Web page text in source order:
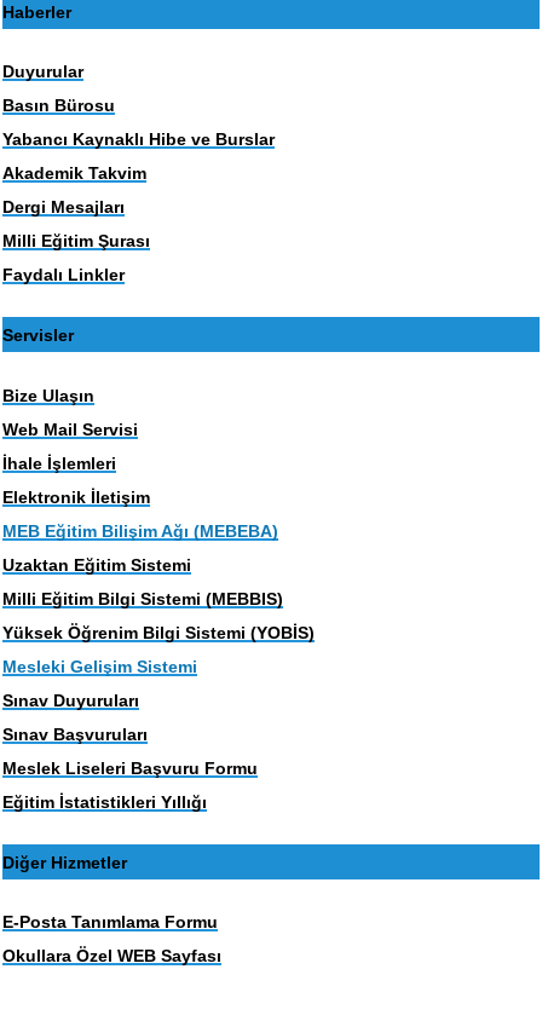
Haberler
Duyurular
Basın Bürosu
Yabancı Kaynaklı Hibe ve Burslar
Akademik Takvim
Dergi Mesajları
Milli Eğitim Şurası
Faydalı Linkler
Servisler
Bize Ulaşın
Web Mail Servisi
İhale İşlemleri
Elektronik İletişim
MEB Eğitim Bilişim Ağı (MEBEBA)
Uzaktan Eğitim Sistemi
Milli Eğitim Bilgi Sistemi (MEBBIS)
Yüksek Öğrenim Bilgi Sistemi (YOBİS)
Mesleki Gelişim Sistemi
Sınav Duyuruları
Sınav Başvuruları
Meslek Liseleri Başvuru Formu
Eğitim İstatistikleri Yıllığı
Diğer Hizmetler
E-Posta Tanımlama Formu
Okullara Özel WEB Sayfası